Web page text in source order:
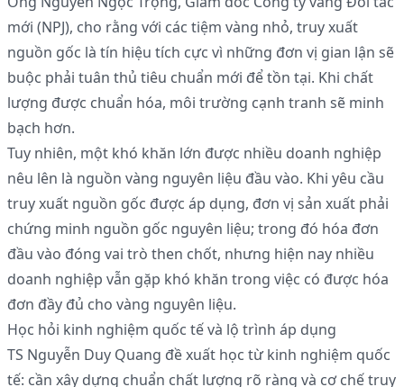
mới (NPJ), cho rằng với các tiệm vàng nhỏ, truy xuất
nguồn gốc là tín hiệu tích cực vì những đơn vị gian lận sẽ
buộc phải tuân thủ tiêu chuẩn mới để tồn tại. Khi chất
lượng được chuẩn hóa, môi trường cạnh tranh sẽ minh
bạch hơn.
Tuy nhiên, một khó khăn lớn được nhiều doanh nghiệp
nêu lên là nguồn vàng nguyên liệu đầu vào. Khi yêu cầu
truy xuất nguồn gốc được áp dụng, đơn vị sản xuất phải
chứng minh nguồn gốc nguyên liệu; trong đó hóa đơn
đầu vào đóng vai trò then chốt, nhưng hiện nay nhiều
doanh nghiệp vẫn gặp khó khăn trong việc có được hóa
đơn đầy đủ cho vàng nguyên liệu.
Học hỏi kinh nghiệm quốc tế và lộ trình áp dụng
TS Nguyễn Duy Quang đề xuất học từ kinh nghiệm quốc
tế: cần xây dựng chuẩn chất lượng rõ ràng và cơ chế truy